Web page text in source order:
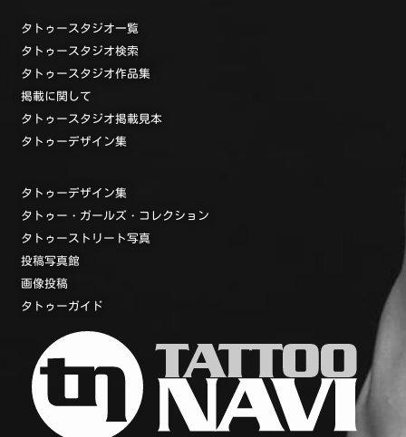
タトゥースタジオ一覧
タトゥースタジオ検索
タトゥースタジオ作品集
掲載に関して
タトゥースタジオ掲載見本
タトゥーデザイン集
タトゥーデザイン集
タトゥー・ガールズ・コレクション
タトゥーストリート写真
投稿写真館
画像投稿
タトゥーガイド